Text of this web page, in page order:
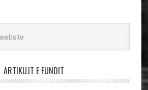
ARTIKUJT E FUNDIT